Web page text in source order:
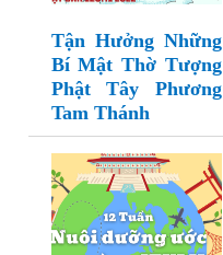
Tận Hưởng Những
Bí Mật Thờ Tượng
Phật Tây Phương
Tam Thánh